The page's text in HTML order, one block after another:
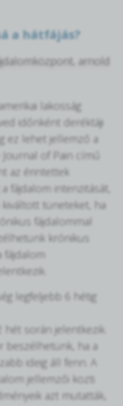
a hátfájás?
lakosság
időnként deréktáji
ez lehet jellemző a
of Pain című
az érintettek
fájdalom intenzitását,
tüneteket, ha
fájdalommal
krónikus
fájdalom
legfeljebb 6 hétig
hét során jelentkezik.
beszélhetünk, ha a
ideig áll fenn. A
jellemzői közti
azt mutatták,